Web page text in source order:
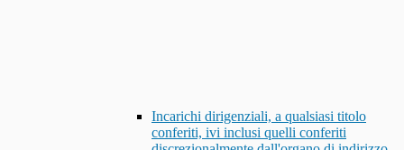
Incarichi dirigenziali, a qualsiasi titolo
conferiti, ivi inclusi quelli conferiti